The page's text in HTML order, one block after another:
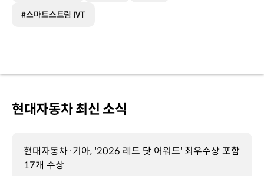
#스마트스트림 IVT
현대자동차 최신 소식
현대자동차·기아, '2026 레드 닷 어워드' 최우수상 포함
17개 수상